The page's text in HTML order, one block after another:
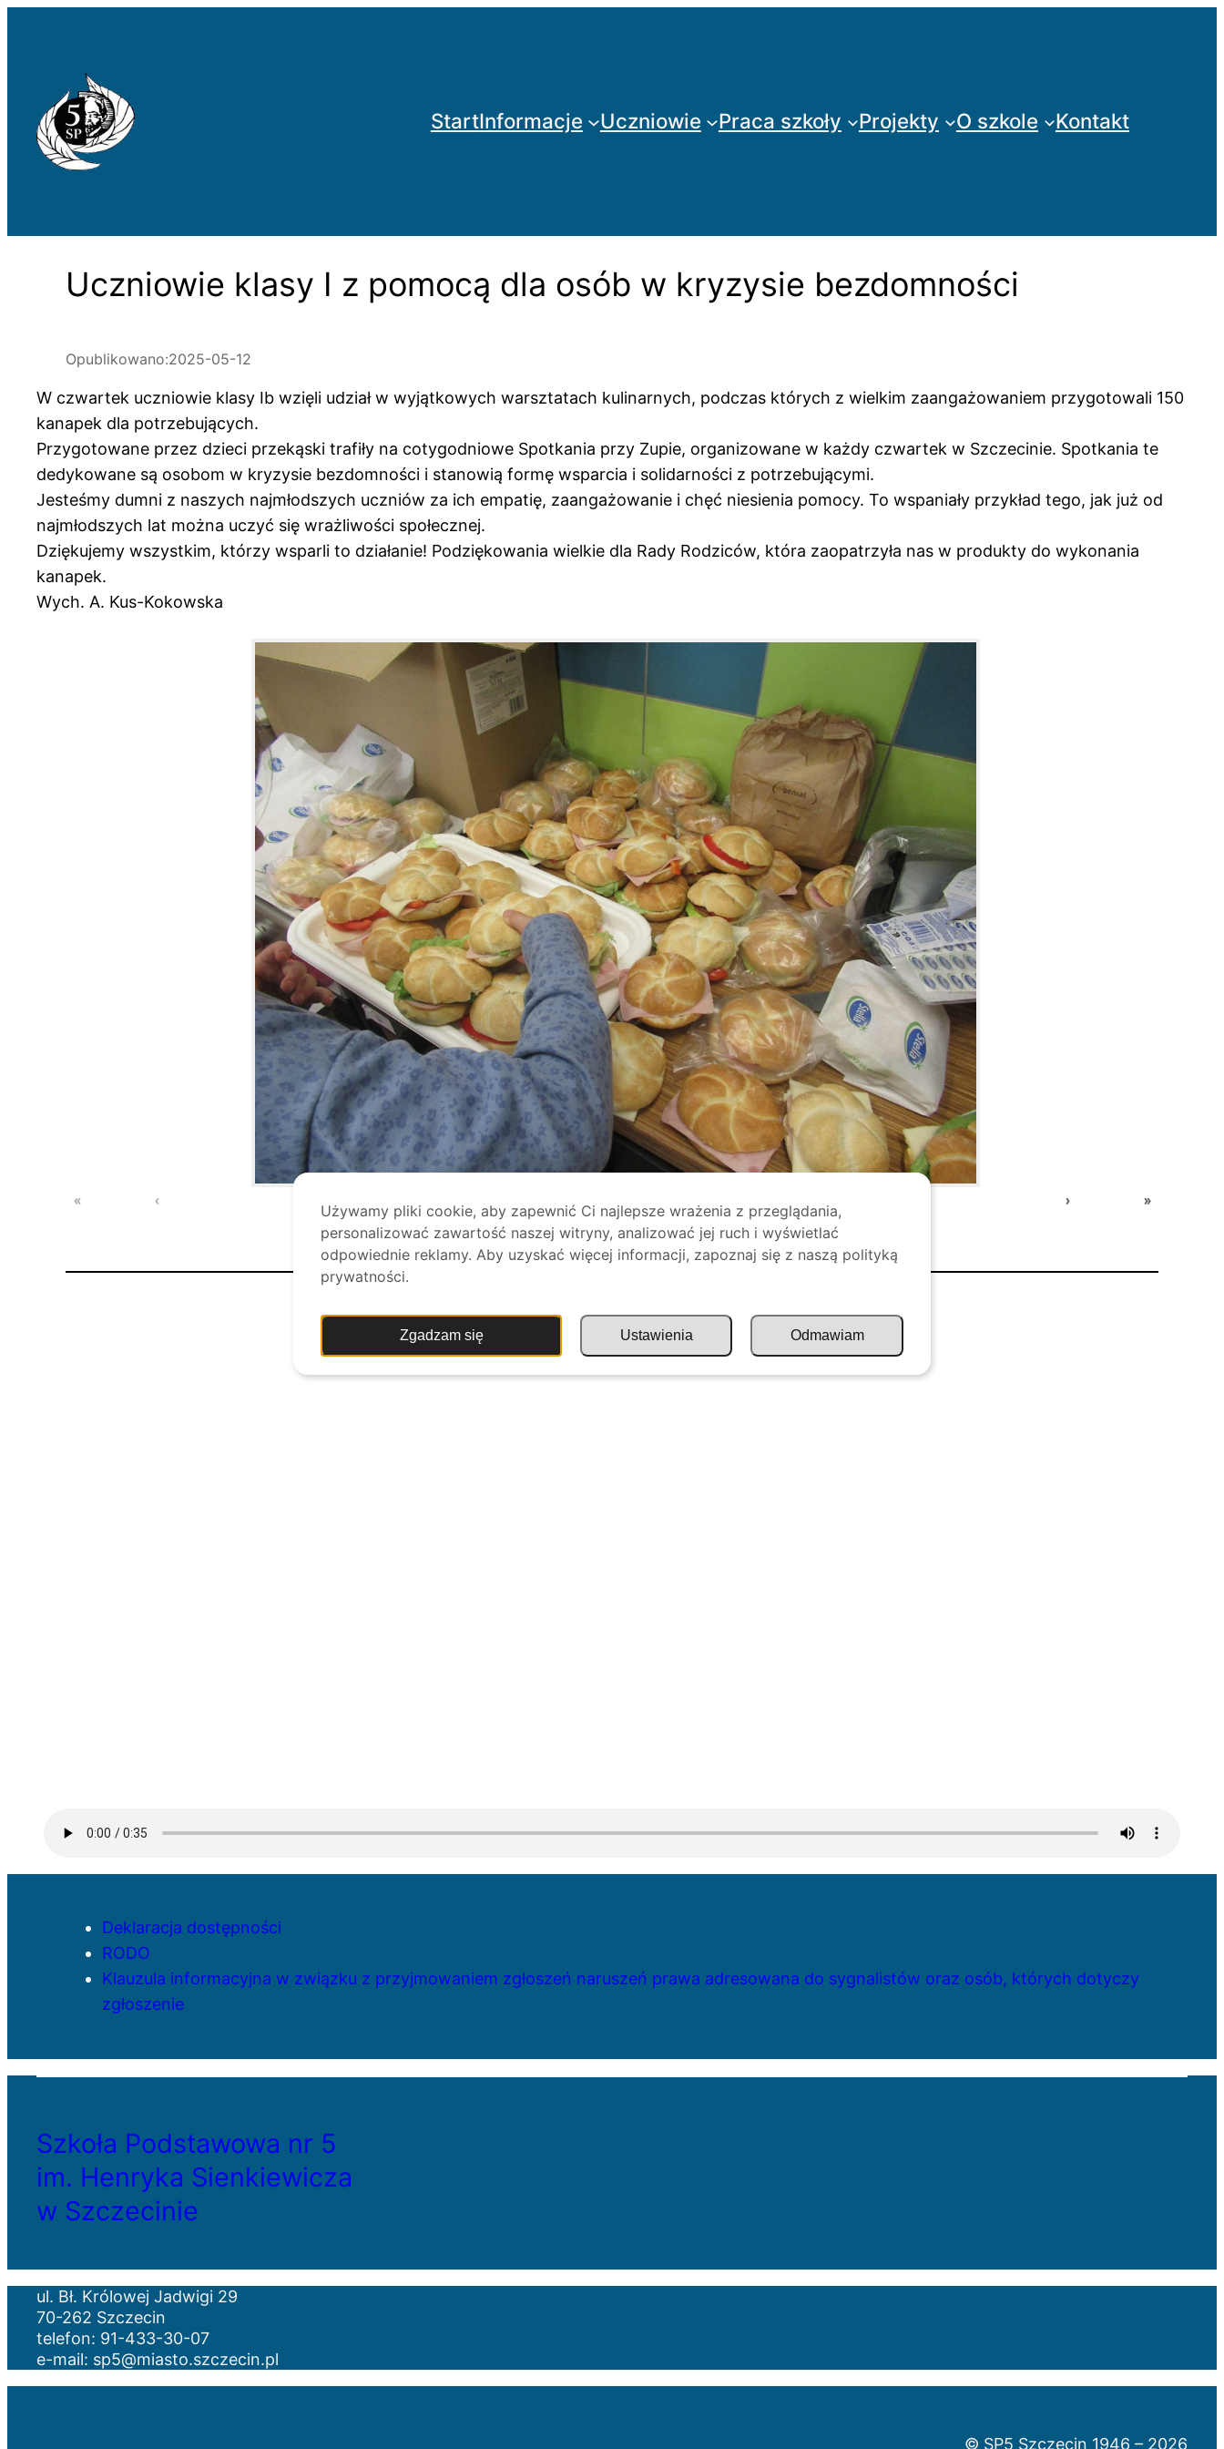
StartInformacje Uczniowie Praca szkoły Projekty O szkole Kontakt
Uczniowie klasy I z pomocą dla osób w kryzysie bezdomności
Opublikowano:2025-05-12
W czwartek uczniowie klasy Ib wzięli udział w wyjątkowych warsztatach kulinarnych, podczas których z wielkim zaangażowaniem przygotowali 150
kanapek dla potrzebujących.
Przygotowane przez dzieci przekąski trafiły na cotygodniowe Spotkania przy Zupie, organizowane w każdy czwartek w Szczecinie. Spotkania te
dedykowane są osobom w kryzysie bezdomności i stanowią formę wsparcia i solidarności z potrzebującymi.
Jesteśmy dumni z naszych najmłodszych uczniów za ich empatię, zaangażowanie i chęć niesienia pomocy. To wspaniały przykład tego, jak już od
najmłodszych lat można uczyć się wrażliwości społecznej.
Dziękujemy wszystkim, którzy wsparli to działanie! Podziękowania wielkie dla Rady Rodziców, która zaopatrzyła nas w produkty do wykonania
kanapek.
Wych. A. Kus-Kokowska
« ‹ › »
Deklaracja dostępności
RODO
Klauzula informacyjna w związku z przyjmowaniem zgłoszeń naruszeń prawa adresowana do sygnalistów oraz osób, których dotyczy
zgłoszenie
Szkoła Podstawowa nr 5
im. Henryka Sienkiewicza
w Szczecinie
ul. Bł. Królowej Jadwigi 29
70-262 Szczecin
telefon: 91-433-30-07
e-mail: sp5@miasto.szczecin.pl
© SP5 Szczecin 1946 – 2026
Używamy pliki cookie, aby zapewnić Ci najlepsze wrażenia z przeglądania,
personalizować zawartość naszej witryny, analizować jej ruch i wyświetlać
odpowiednie reklamy. Aby uzyskać więcej informacji, zapoznaj się z naszą polityką
prywatności.
Zgadzam się Ustawienia Odmawiam